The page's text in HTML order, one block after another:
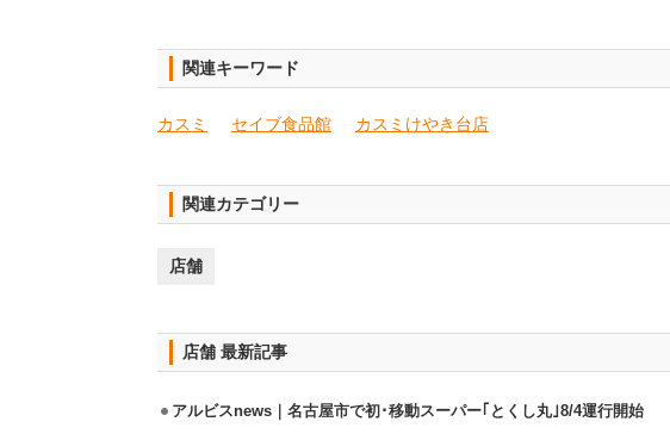
関連キーワード
カスミ セイブ食品館 カスミけやき台店
関連カテゴリー
店舗
店舗 最新記事
アルビスnews｜名古屋市で初･移動スーパー｢とくし丸｣8/4運行開始